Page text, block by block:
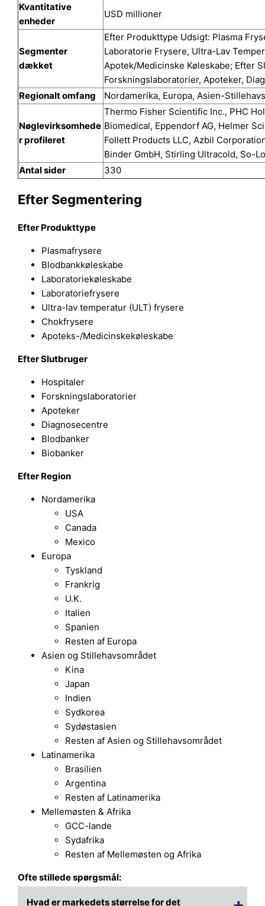
Kvantitative
enheder
USD millioner
Segmenter
dækket
Efter Produkttype Udsigt: Plasma
Laboratorie Frysere, Ultra-Lav
Apotek/Medicinske Køleskabe; Efter
Forskningslaboratorier, Apoteker,
Regionalt omfang
Nordamerika, Europa, Asien-
Nøglevirksomhede
r profileret
Thermo Fisher Scientific Inc., PHC
Biomedical, Eppendorf AG, Helmer
Follett Products LLC, Azbil
Binder GmbH, Stirling Ultracold, So-
Antal sider
330
Efter Segmentering
Efter Produkttype
Plasmafrysere
Blodbankkøleskabe
Laboratoriekøleskabe
Laboratoriefrysere
Ultra-lav temperatur (ULT) frysere
Chokfrysere
Apoteks-/Medicinskekøleskabe
Efter Slutbruger
Hospitaler
Forskningslaboratorier
Apoteker
Diagnosecentre
Blodbanker
Biobanker
Efter Region
Nordamerika
USA
Canada
Mexico
Europa
Tyskland
Frankrig
U.K.
Italien
Spanien
Resten af Europa
Asien og Stillehavsområdet
Kina
Japan
Indien
Sydkorea
Sydøstasien
Resten af Asien og Stillehavsområdet
Latinamerika
Brasilien
Argentina
Resten af Latinamerika
Mellemøsten & Afrika
GCC-lande
Sydafrika
Resten af Mellemøsten og Afrika
Ofte stillede spørgsmål:
Hvad er markedets størrelse for det